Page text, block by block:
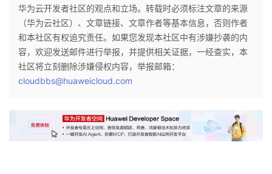
华为云开发者社区的观点和立场。转载时必须标注文章的来源
（华为云社区）、文章链接、文章作者等基本信息，否则作者
和本社区有权追究责任。如果您发现本社区中有涉嫌抄袭的内
容，欢迎发送邮件进行举报，并提供相关证据，一经查实，本
社区将立刻删除涉嫌侵权内容，举报邮箱：
cloudbbs@huaweicloud.com